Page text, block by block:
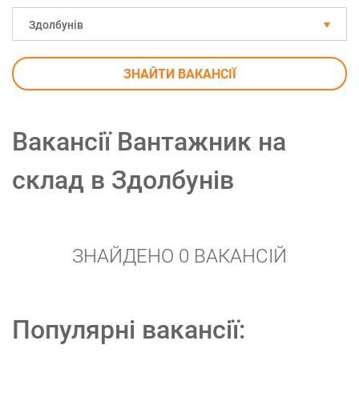
Здолбунів
ЗНАЙТИ ВАКАНСІЇ
Вакансії Вантажник на
склад в Здолбунів
ЗНАЙДЕНО 0 ВАКАНСІЙ
Популярні вакансії: